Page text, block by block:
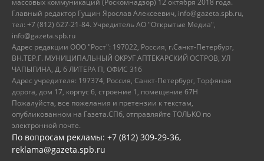
массовых коммуникаций (Роскомнадзор) 12 октября 2018 года.
Главный редактор Гущин Ярослав Алексеевич, info@gazeta.spb.ru,
тел: +7 (812) 627-21-84. Учредитель АО "Открытые Медиа",
info@gazeta.spb.ru
Адрес редакции ООО "Рост": 197022, Россия, г.Санкт-Петербург,
ВН.ТЕР.Г. МУНИЦИПАЛЬНЫЙ ОКРУГ АПТЕКАРСКИЙ ОСТРОВ, УЛ
ЧАПЫГИНА, Д. 6 ЛИТЕРА П, ОФИС 316
Адрес учредителя: 197374, Россия, Санкт-Петербург, Торфяная
дорога, дом 17, корпус 6, строение 1, помещение 67Н
Пожалуйста, все пожелания и претензии к текстам,
опубликованном на Газета.СПб, отправляйте ТОЛЬКО по
электронной почте.
По вопросам рекламы: +7 (812) 309-29-36,
reklama@gazeta.spb.ru